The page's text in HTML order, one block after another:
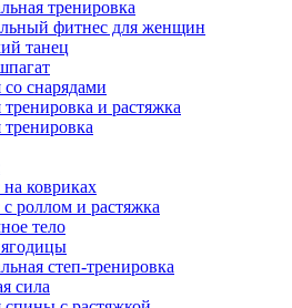
тренировка
фитнес для женщин
танец
снарядами
и растяжка
ковриках
роллом и растяжка
тело
степ-тренировка
сила